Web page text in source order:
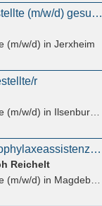
Zahnmedizinische Fachangestellte (m/w/d) gesucht!
(m/w/d) in Jerxheim
r
(m/w/d) in Ilsenburg (Harz), Darlingerode
Nur auf Zeit, aber mit Herz: Prophylaxeassistenz / ZFA / ZMP in Magdeburg (w/m/div.) gesucht
Reichelt
(m/w/d) in Magdeburg, Hopfengarten